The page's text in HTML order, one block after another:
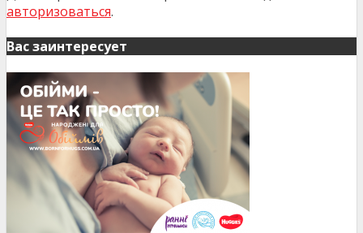
авторизоваться.
Вас заинтересует